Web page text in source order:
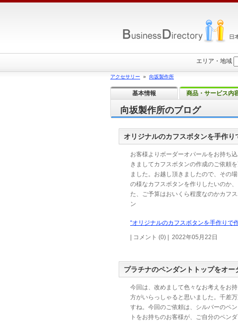
向坂製作所のブログ
オリジナルのカフスボタンを手作り
お客様よりボーダーオパールをお持ち
きましてカフスボタンの作成のご依頼を
ました。お越し頂きましたので、その
の様なカフスボタンを作りしたいのか、
た、ご予算はおいくら程度なのかカフス
ン
“オリジナルのカフスボタンを手作りで
| コメント (0) | 2022年05月22日
プラチナのペンダントトップをオー
今回は、改めまして色々なお考えをお
方がいらっしゃると思いました。千差
すね。今回のご依頼は、シルバーのペ
トをお持ちのお客様が、ご自分のペンダ
エリア・地域
アクセサリー » 向坂製作所
基本情報 商品・サービス内